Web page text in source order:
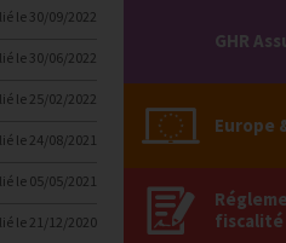
le30/09/2022
le30/06/2022
le25/02/2022
le24/08/2021
le05/05/2021
le21/12/2020
GHR
Europe
fiscalité